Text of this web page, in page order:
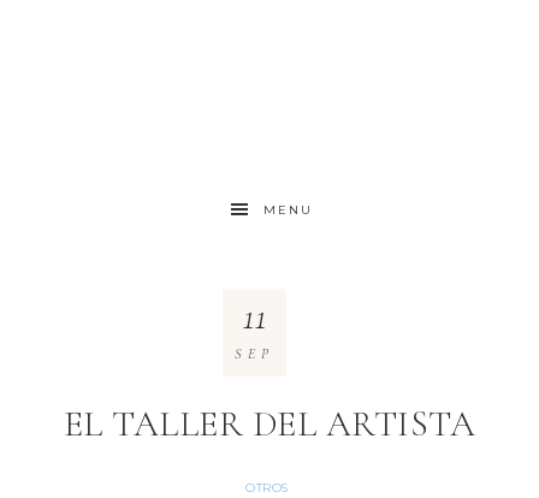
MENU
EL TALLER DEL ARTISTA
OTROS
11
SEP